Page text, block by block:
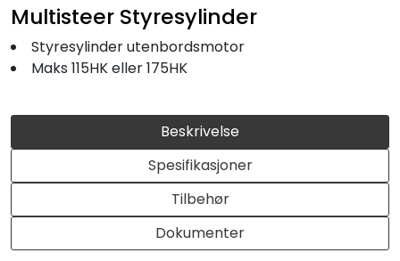
Beskrivelse
Spesifikasjoner
Tilbehør
Dokumenter
Multisteer Styresylinder
Styresylinder utenbordsmotor
Maks 115HK eller 175HK